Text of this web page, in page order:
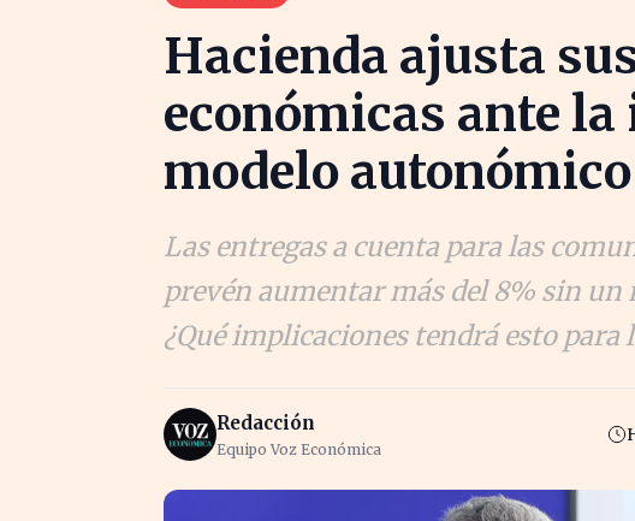
Hacienda ajusta
económicas ante
modelo autonómico
Las entregas a cuenta para las
prevén aumentar más del 8% sin
¿Qué implicaciones tendrá esto para
Redacción
Equipo Voz Económica